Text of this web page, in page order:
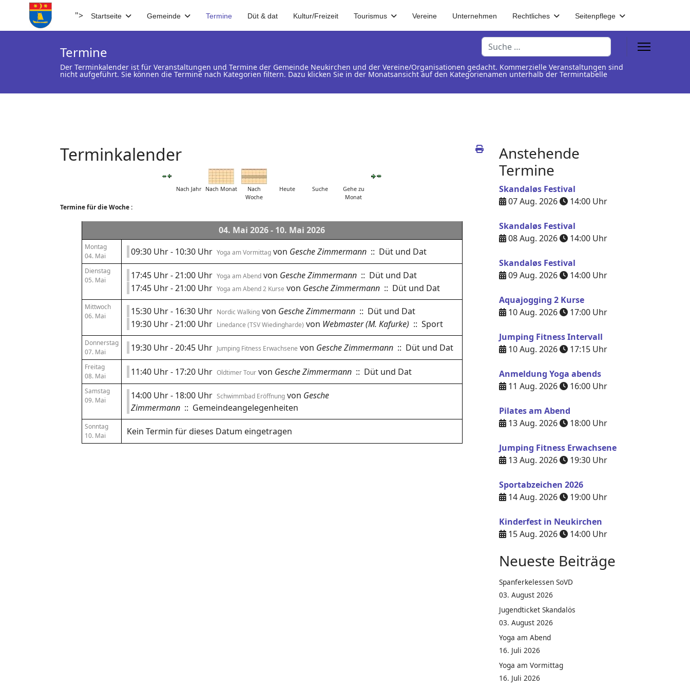
"> Startseite Gemeinde Termine Düt & dat Kultur/Freizeit Tourismus Vereine Unternehmen Rechtliches Seitenpflege
Suchen
Termine
Der Terminkalender ist für Veranstaltungen und Termine der Gemeinde Neukirchen und der Vereine/Organisationen gedacht. Kommerzielle Veranstaltungen sind
nicht aufgeführt. Sie können die Termine nach Kategorien filtern. Dazu klicken Sie in der Monatsansicht auf den Kategorienamen unterhalb der Termintabelle
Terminkalender
Nach Jahr Nach Monat
Nach
Woche
Heute Suche
Gehe zu
Monat
Termine für die Woche :
04. Mai 2026 - 10. Mai 2026
Montag
04. Mai
09:30 Uhr - 10:30 Uhr Yoga am Vormittagvon Gesche Zimmermann:: Düt und Dat
Dienstag
05. Mai
17:45 Uhr - 21:00 Uhr Yoga am Abendvon Gesche Zimmermann:: Düt und Dat
17:45 Uhr - 21:00 Uhr Yoga am Abend 2 Kurse von Gesche Zimmermann:: Düt und Dat
Mittwoch
06. Mai
15:30 Uhr - 16:30 Uhr Nordic Walkingvon Gesche Zimmermann:: Düt und Dat
19:30 Uhr - 21:00 Uhr Linedance (TSV Wiedingharde) von Webmaster (M. Kafurke) :: Sport
Donnerstag
07. Mai
19:30 Uhr - 20:45 Uhr Jumping Fitness Erwachsene von Gesche Zimmermann:: Düt und Dat
Freitag
08. Mai
11:40 Uhr - 17:20 Uhr Oldtimer Tourvon Gesche Zimmermann:: Düt und Dat
Samstag
09. Mai
14:00 Uhr - 18:00 Uhr Schwimmbad Eröffnungvon Gesche
Zimmermann:: Gemeindeangelegenheiten
Sonntag
10. Mai
Kein Termin für dieses Datum eingetragen
Anstehende
Termine
Skandaløs Festival
07 Aug. 2026
14:00 Uhr
Skandaløs Festival
08 Aug. 2026
14:00 Uhr
Skandaløs Festival
09 Aug. 2026
14:00 Uhr
Aquajogging 2 Kurse
10 Aug. 2026
17:00 Uhr
Jumping Fitness Intervall
10 Aug. 2026
17:15 Uhr
Anmeldung Yoga abends
11 Aug. 2026
16:00 Uhr
Pilates am Abend
13 Aug. 2026
18:00 Uhr
Jumping Fitness Erwachsene
13 Aug. 2026
19:30 Uhr
Sportabzeichen 2026
14 Aug. 2026
19:00 Uhr
Kinderfest in Neukirchen
15 Aug. 2026
14:00 Uhr
Neueste Beiträge
Spanferkelessen SoVD
03. August 2026
Jugendticket Skandalös
03. August 2026
Yoga am Abend
16. Juli 2026
Yoga am Vormittag
16. Juli 2026